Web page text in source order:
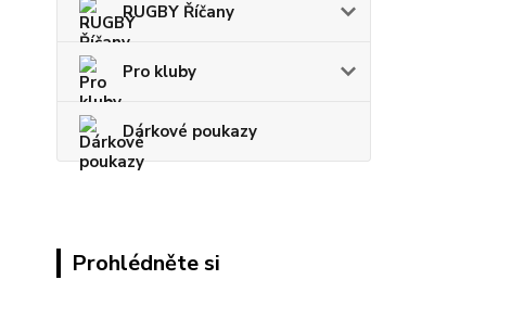
RUGBY Říčany
Pro kluby
Dárkové poukazy
Prohlédněte si